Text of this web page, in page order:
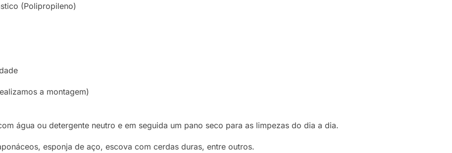
(Polipropileno)
a montagem)
água ou detergente neutro e em seguida um pano seco para as limpezas do dia a dia.
esponja de aço, escova com cerdas duras, entre outros.